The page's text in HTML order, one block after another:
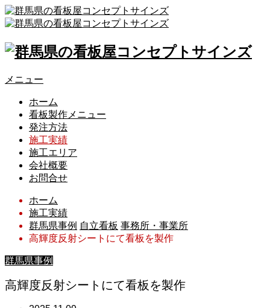
メニュー
ホーム
看板製作メニュー
発注方法
施工実績
施工エリア
会社概要
お問合せ
ホーム
施工実績
群馬県事例 自立看板 事務所・事業所
高輝度反射シートにて看板を製作
群馬県事例
高輝度反射シートにて看板を製作